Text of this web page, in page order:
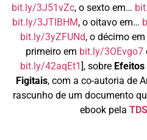
bit.ly/3J51vZc, o sexto em…
bit.ly/3JTlBHM, o oitavo em…
bit.ly/3yZFUNd, o décimo em
primeiro em bit.ly/3OEvgo7
bit.ly/42aqEt1 ], sobre
Figitais, com a co-autoria de
rascunho de um documento
ebook pela